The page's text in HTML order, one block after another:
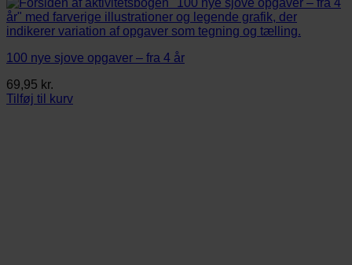
100 nye sjove opgaver – fra 4 år
69,95 kr.
Tilføj til kurv